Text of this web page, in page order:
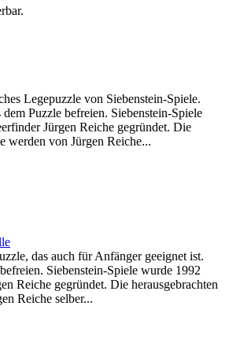
Legepuzzle von Siebenstein-Spiele.
Puzzle befreien. Siebenstein-Spiele
Jürgen Reiche gegründet. Die
werden von Jürgen Reiche...
das auch für Anfänger geeignet ist.
Siebenstein-Spiele wurde 1992
Reiche gegründet. Die herausgebrachten
Reiche selber...